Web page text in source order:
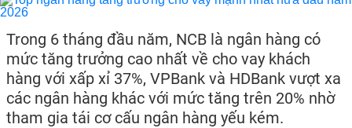
Trong 6 tháng đầu năm, NCB là ngân hàng có
mức tăng trưởng cao nhất về cho vay khách
hàng với xấp xỉ 37%, VPBank và HDBank vượt xa
các ngân hàng khác với mức tăng trên 20% nhờ
tham gia tái cơ cấu ngân hàng yếu kém.